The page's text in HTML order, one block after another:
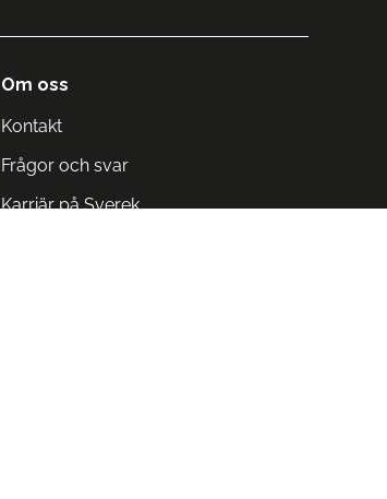
Om oss
Kontakt
Frågor och svar
Karriär på Sverek